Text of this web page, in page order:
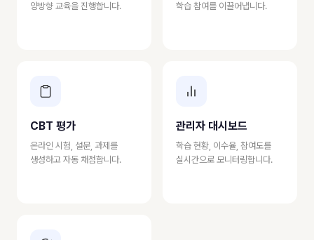
양방향 교육을 진행합니다.
학습 참여를 이끌어냅니다.
CBT 평가
온라인 시험, 설문, 과제를
생성하고 자동 채점합니다.
관리자 대시보드
학습 현황, 이수율, 참여도를
실시간으로 모니터링합니다.